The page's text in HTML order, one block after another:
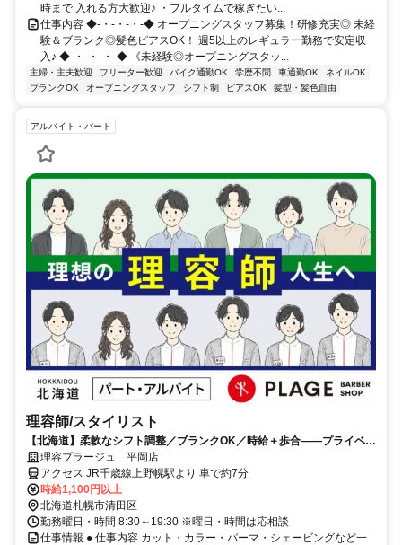
時まで 入れる方大歓迎♪ ・フルタイムで稼ぎたい...
仕事内容 ◆-・-・-・-◆ オープニングスタッフ募集！研修充実◎ 未経
験＆ブランク◎髪色ピアスOK！ 週5以上のレギュラー勤務で安定収
入♪ ◆-・-・-・-◆ 《未経験◎オープニングスタッ...
主婦・主夫歓迎 フリーター歓迎 バイク通勤OK 学歴不問 車通勤OK
ネイルOK
ブランクOK
オープニングスタッフ シフト制 ピアスOK 髪型・髪色自由
アルバイト・パート
理容師/スタイリスト
【北海道】柔軟なシフト調整／ブランクOK／時給＋歩合——プライベー
トも充実
理容プラージュ 平岡店
アクセス JR千歳線上野幌駅より 車で約7分
時給1,100円以上
北海道札幌市清田区
勤務曜日・時間 8:30～19:30 ※曜日・時間は応相談
仕事情報 ● 仕事内容 カット・カラー・パーマ・シェービングなど一